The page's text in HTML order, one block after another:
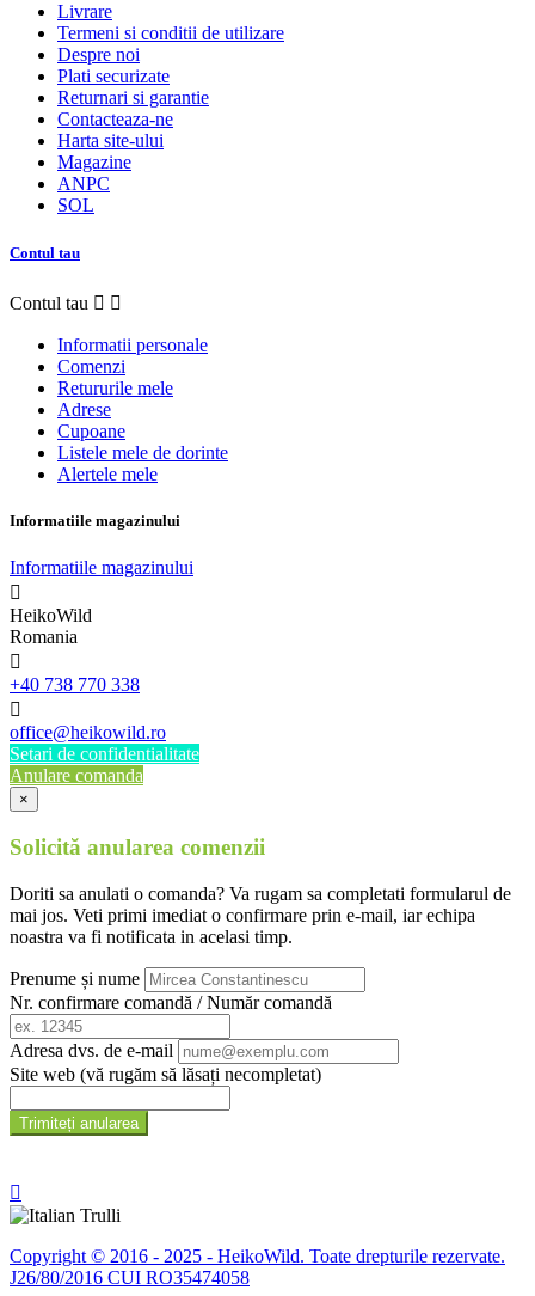
Livrare
Termeni si conditii de utilizare
Despre noi
Plati securizate
Returnari si garantie
Contacteaza-ne
Harta site-ului
Magazine
ANPC
SOL
Contul tau
Contul tau  
Informatii personale
Comenzi
Retururile mele
Adrese
Cupoane
Listele mele de dorinte
Alertele mele
Informatiile magazinului
Informatiile magazinului

HeikoWild
Romania

+40 738 770 338

office@heikowild.ro
Setari de confidentialitate
Anulare comanda
×
Solicită anularea comenzii
Doriti sa anulati o comanda? Va rugam sa completati formularul de
mai jos. Veti primi imediat o confirmare prin e-mail, iar echipa
noastra va fi notificata in acelasi timp.
Prenume și nume
Nr. confirmare comandă / Număr comandă
Adresa dvs. de e-mail
Site web (vă rugăm să lăsați necompletat)
Trimiteți anularea

Copyright © 2016 - 2025 - HeikoWild. Toate drepturile rezervate.
J26/80/2016 CUI RO35474058